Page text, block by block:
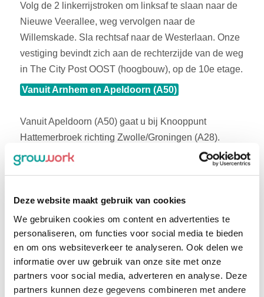
Deze website maakt gebruik van cookies
We gebruiken cookies om content en advertenties te
personaliseren, om functies voor social media te bieden
en om ons websiteverkeer te analyseren. Ook delen we
informatie over uw gebruik van onze site met onze
partners voor social media, adverteren en analyse. Deze
partners kunnen deze gegevens combineren met andere
Volg de 2 linkerrijstroken om linksaf te slaan naar de
Nieuwe Veerallee, weg vervolgen naar de
Willemskade. Sla rechtsaf naar de Westerlaan. Onze
vestiging bevindt zich aan de rechterzijde van de weg
in The City Post OOST (hoogbouw), op de 10e etage.
Vanuit Arnhem en Apeldoorn (A50)
Vanuit Apeldoorn (A50) gaat u bij Knooppunt
Hattemerbroek richting Zwolle/Groningen (A28).
Neem vervolgens afslag 18 (Zwolle-Zuid). Op de
rotonde gaat u rechtsaf richting Zwolle-Zuid (N337).
Nieuwe Veerallee, weg vervolgen naar de
Willemskade. Sla rechtsaf naar de Westerlaan. Onze
vestiging bevindt zich aan de rechterzijde van de weg
in The City Post OOST (hoogbouw), op de 10e etage.
Vanuit richting Enschede en Almelo (A35)